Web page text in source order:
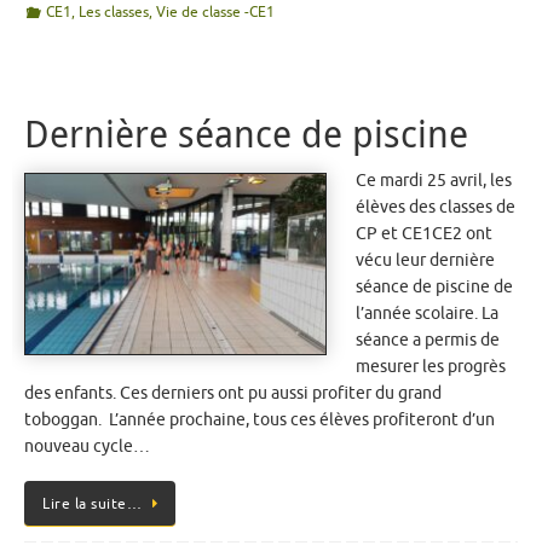
CE1, Les classes,Vie de classe -CE1
Dernière séance de piscine
Ce mardi 25 avril, les
élèves des classes de
CP et CE1CE2 ont
vécu leur dernière
séance de piscine de
l’année scolaire. La
séance a permis de
mesurer les progrès
des enfants. Ces derniers ont pu aussi profiter du grand
toboggan. L’année prochaine, tous ces élèves profiteront d’un
nouveau cycle…
Lire la suite…